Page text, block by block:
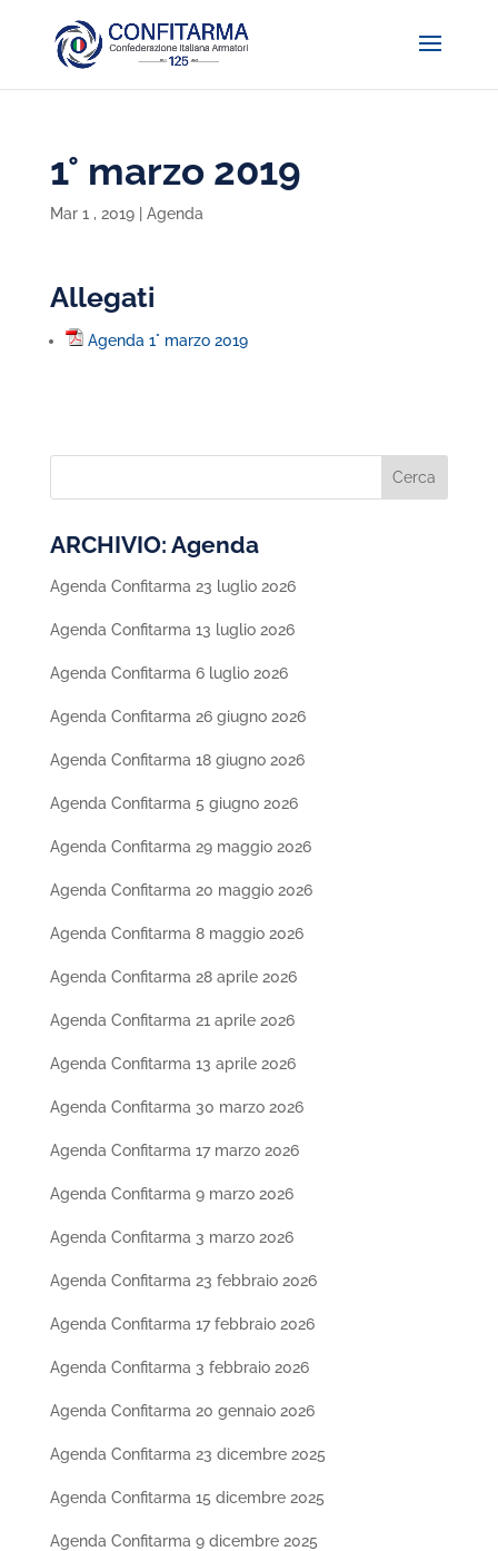
1° marzo 2019
Mar 1 , 2019| Agenda
Allegati
Agenda 1° marzo 2019
ARCHIVIO: Agenda
Agenda Confitarma 23 luglio 2026
Agenda Confitarma 13 luglio 2026
Agenda Confitarma 6 luglio 2026
Agenda Confitarma 26 giugno 2026
Agenda Confitarma 18 giugno 2026
Agenda Confitarma 5 giugno 2026
Agenda Confitarma 29 maggio 2026
Agenda Confitarma 20 maggio 2026
Agenda Confitarma 8 maggio 2026
Agenda Confitarma 28 aprile 2026
Agenda Confitarma 21 aprile 2026
Agenda Confitarma 13 aprile 2026
Agenda Confitarma 30 marzo 2026
Agenda Confitarma 17 marzo 2026
Agenda Confitarma 9 marzo 2026
Agenda Confitarma 3 marzo 2026
Agenda Confitarma 23 febbraio 2026
Agenda Confitarma 17 febbraio 2026
Agenda Confitarma 3 febbraio 2026
Agenda Confitarma 20 gennaio 2026
Agenda Confitarma 23 dicembre 2025
Agenda Confitarma 15 dicembre 2025
Agenda Confitarma 9 dicembre 2025